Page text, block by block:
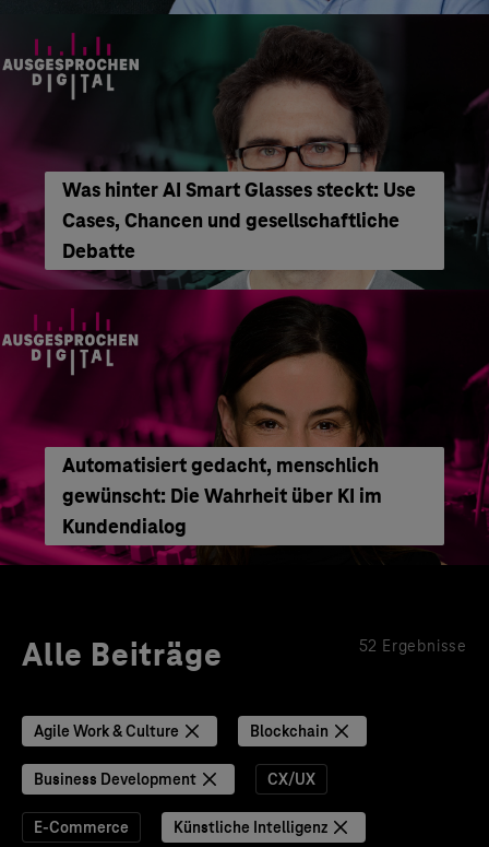
Was hinter AI Smart Glasses steckt: Use
Cases, Chancen und gesellschaftliche
Debatte
Automatisiert gedacht, menschlich
gewünscht: Die Wahrheit über KI im
Kundendialog
Alle Beiträge 52 Ergebnisse
Agile Work & Culture Blockchain
Business Development CX/UX
E-Commerce Künstliche Intelligenz